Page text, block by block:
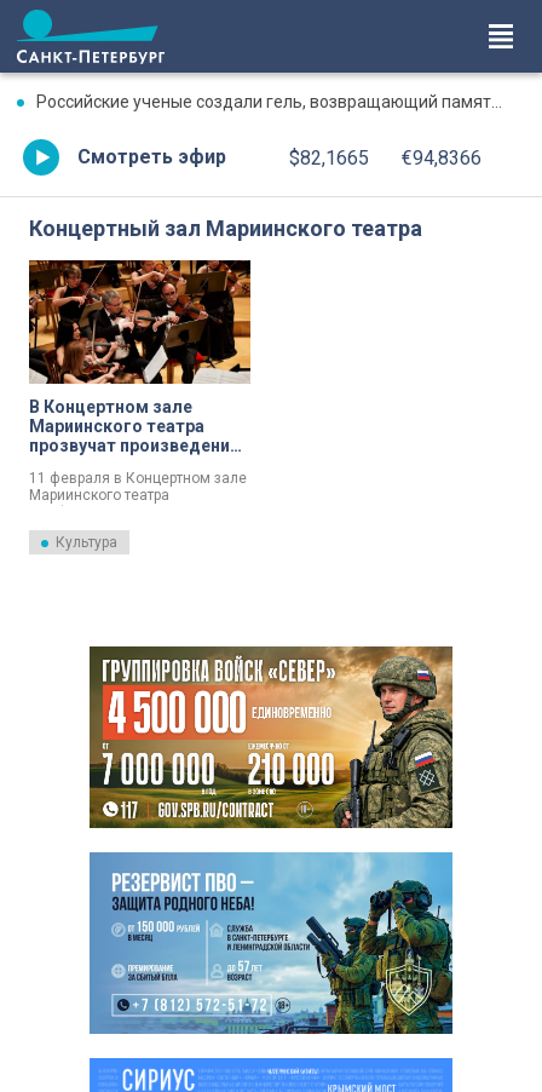
Российские ученые создали гель, возвращающий память после травмы
Смотреть эфир $82,1665 €94,8366
Концертный зал Мариинского театра
В Концертном зале
Мариинского театра
прозвучат произведения-
французского
романтизма и
11 февраля в Концертном зале
Мариинского театра
«Северная Симфония» под
управлением Юрия
импрессионизма.
Культура